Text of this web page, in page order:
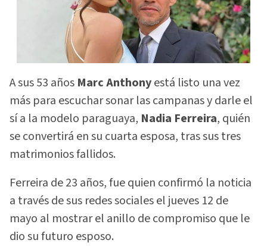
A sus 53 años Marc Anthonyestá listo una vez
más para escuchar sonar las campanas y darle el
sí a la modelo paraguaya, Nadia Ferreira, quién
se convertirá en su cuarta esposa, tras sus tres
matrimonios fallidos.
Ferreira de 23 años, fue quien confirmó la noticia
a través de sus redes sociales el jueves 12 de
mayo al mostrar el anillo de compromiso que le
dio su futuro esposo.